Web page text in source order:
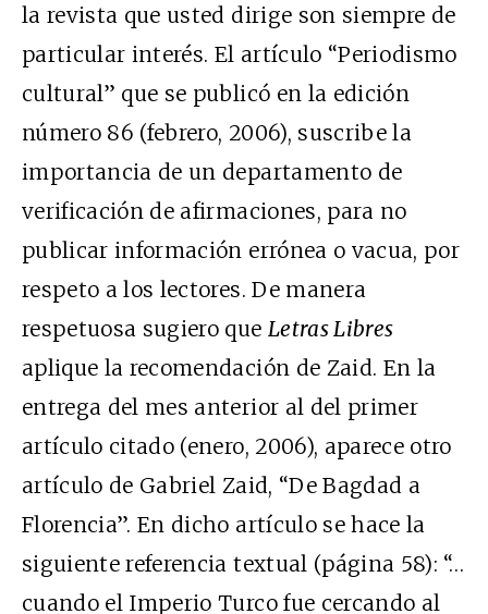
la revista que usted dirige son siempre de
particular interés. El artículo “Periodismo
cultural” que se publicó en la edición
número 86 (febrero, 2006), suscribe la
importancia de un departamento de
verificación de afirmaciones, para no
publicar información errónea o vacua, por
respeto a los lectores. De manera
respetuosa sugiero que Letras Libres
aplique la recomendación de Zaid. En la
entrega del mes anterior al del primer
artículo citado (enero, 2006), aparece otro
artículo de Gabriel Zaid, “De Bagdad a
Florencia”. En dicho artículo se hace la
siguiente referencia textual (página 58): “…
cuando el Imperio Turco fue cercando al